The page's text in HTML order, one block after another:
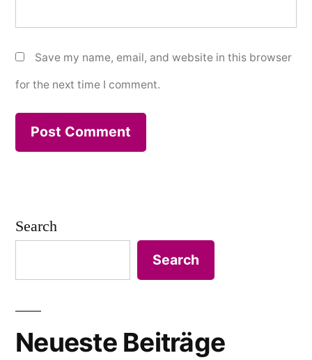
Save my name, email, and website in this browser
for the next time I comment.
Search
Search
Neueste Beiträge